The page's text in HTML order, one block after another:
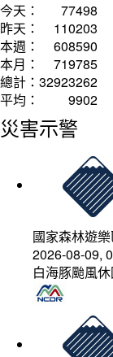
今天：
77498
昨天：
110203
本週：
608590
本月：
719785
總計： 32923262
平均：
9902
災害示警
國家森林遊
2026-08-09,
白海豚颱風